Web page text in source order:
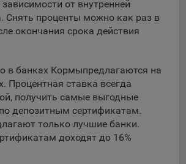
персонализированной
либо входе в систему, или
либо комментария. Данные файлы
в целях обеспечения корректной
использования его
не могут быть отключены в
тем, пользователь может настроить
блокировал такие файлы сookie или
об их использовании — но в таком
от внутренней
Снять проценты можно как раз в
окончания срока действия
в банках Кормыпредлагаются на
Процентная ставка всегда
получить самые выгодные
депозитным сертификатам.
только лучшие банки.
доходят до 16%